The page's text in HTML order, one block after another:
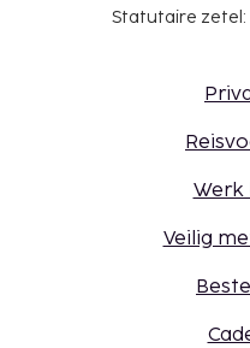
Statutaire zetel:
Werk
Veilig